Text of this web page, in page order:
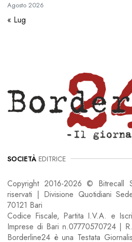
Agosto 2026
« Lug
SOCIETÀ EDITRICE
Copyright 2016-2026 © Bitrecall
riservati | Divisione Quotidiani
70121 Bari
Codice Fiscale, Partita I.V.A. e
Imprese di Bari n.07770570724 |
Borderline24 è una Testata